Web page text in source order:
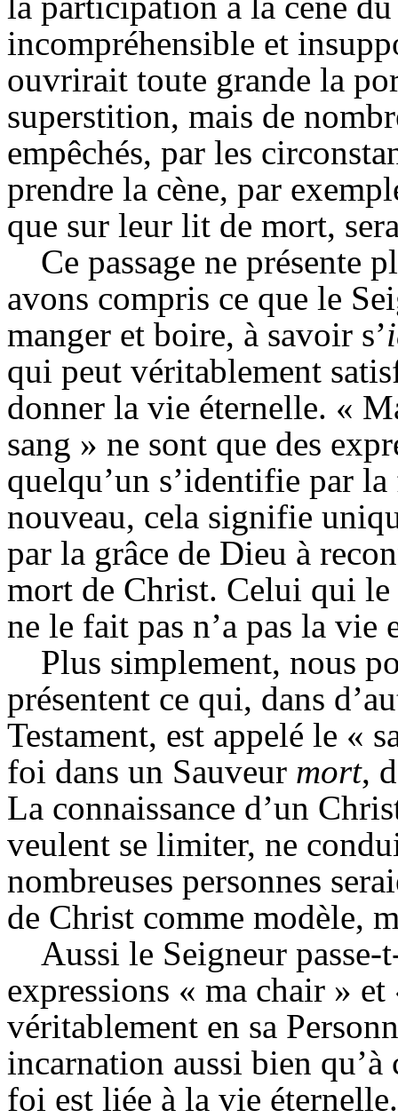
incompréhensible et
ouvrirait toute grande la
superstition, mais de
empêchés, par les
prendre la cène, par
que sur leur lit de mort,
Ce passage ne présente
avons compris ce que le
manger et boire, à savoir s’
qui peut véritablement
donner la vie éternelle. «
sang » ne sont que des
quelqu’un s’identifie par
nouveau, cela signifie
par la grâce de Dieu à
mort de Christ. Celui qui
ne le fait pas n’a pas la vie
Plus simplement, nous
présentent ce qui, dans
Testament, est appelé le «
foi dans un Sauveur mort,
La connaissance d’un
veulent se limiter, ne
nombreuses personnes
de Christ comme modèle,
Aussi le Seigneur
expressions « ma chair »
véritablement en sa
incarnation aussi bien
foi est liée à la vie éternelle.